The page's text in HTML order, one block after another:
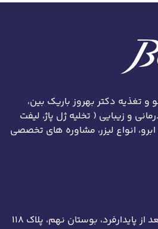
دکتر بهروز باریک بین،
و زیبایی ( تخلیه ژل پاژ، لیفت
انواع لیزر، مشاوره های تخصصی
پایدارفرد، بوستان نهم، پلاک 118